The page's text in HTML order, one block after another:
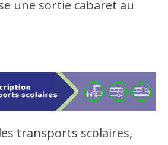
une sortie cabaret au
transports scolaires,